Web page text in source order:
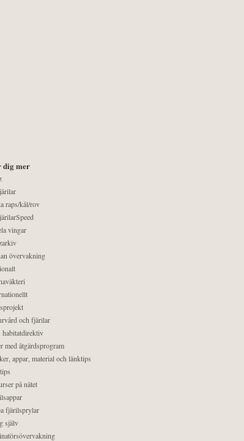
dig mer
raps/kål/rov
vingar
övervakning
och fjärilar
habitatdirektiv
med åtgärdsprogram
appar, material och länktips
på nätet
fjärilsprylar
själv